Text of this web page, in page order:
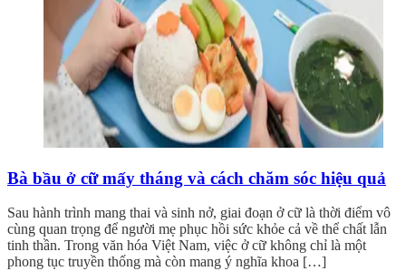
Bà bầu ở cữ mấy tháng và cách chăm sóc hiệu quả
Sau hành trình mang thai và sinh nở, giai đoạn ở cữ là thời điểm vô
cùng quan trọng để người mẹ phục hồi sức khỏe cả về thể chất lẫn
tinh thần. Trong văn hóa Việt Nam, việc ở cữ không chỉ là một
phong tục truyền thống mà còn mang ý nghĩa khoa […]